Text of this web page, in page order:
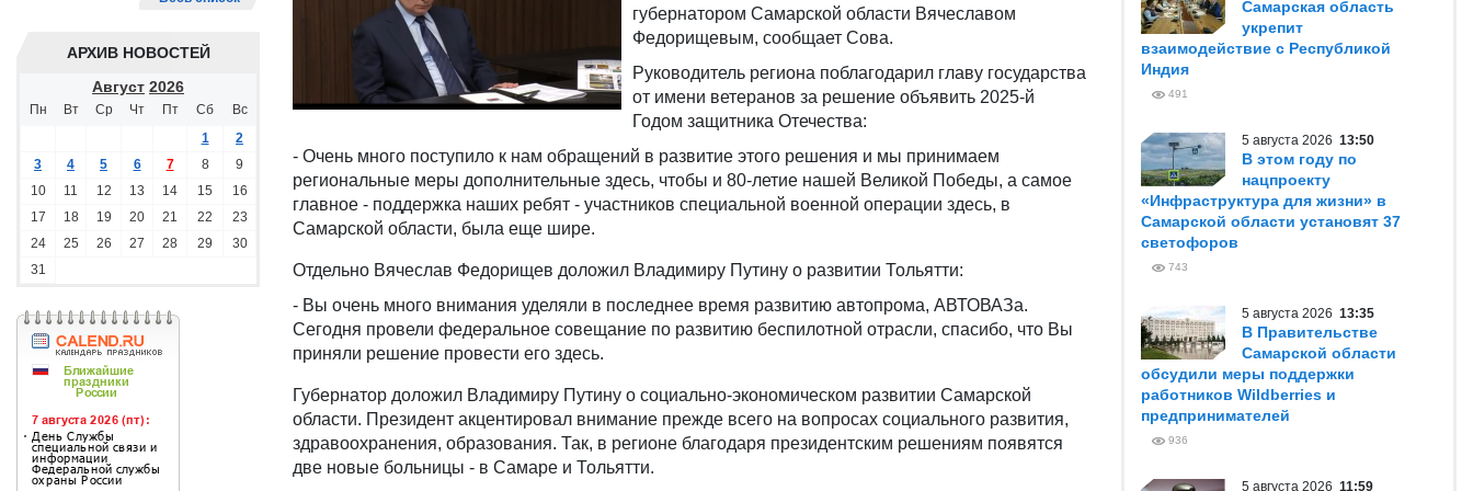
АРХИВ НОВОСТЕЙ
Август 2026
Пн Вт Ср Чт Пт Сб
Вс
1
2
3
4 5 6 7 8
9
10
11 12 13 14 15
16
17
18 19 20 21 22
23
24
25 26 27 28 29
30
31
губернатором Самарской области Вячеславом
Федорищевым, сообщает Сова.
Руководитель региона поблагодарил главу государства
от имени ветеранов за решение объявить 2025-й
Годом защитника Отечества:
- Очень много поступило к нам обращений в развитие этого решения и мы принимаем
региональные меры дополнительные здесь, чтобы и 80-летие нашей Великой Победы, а самое
главное - поддержка наших ребят - участников специальной военной операции здесь, в
Самарской области, была еще шире.
Отдельно Вячеслав Федорищев доложил Владимиру Путину о развитии Тольятти:
- Вы очень много внимания уделяли в последнее время развитию автопрома, АВТОВАЗа.
Сегодня провели федеральное совещание по развитию беспилотной отрасли, спасибо, что Вы
приняли решение провести его здесь.
Губернатор доложил Владимиру Путину о социально-экономическом развитии Самарской
области. Президент акцентировал внимание прежде всего на вопросах социального развития,
здравоохранения, образования. Так, в регионе благодаря президентским решениям появятся
две новые больницы - в Самаре и Тольятти.
Самарская область
укрепит
взаимодействие с Республикой
Индия
491
5 августа 2026 13:50
В этом году по
нацпроекту
«Инфраструктура для жизни» в
Самарской области установят 37
светофоров
743
5 августа 2026 13:35
В Правительстве
Самарской области
обсудили меры поддержки
работников Wildberries и
предпринимателей
936
5 августа 2026 11:59